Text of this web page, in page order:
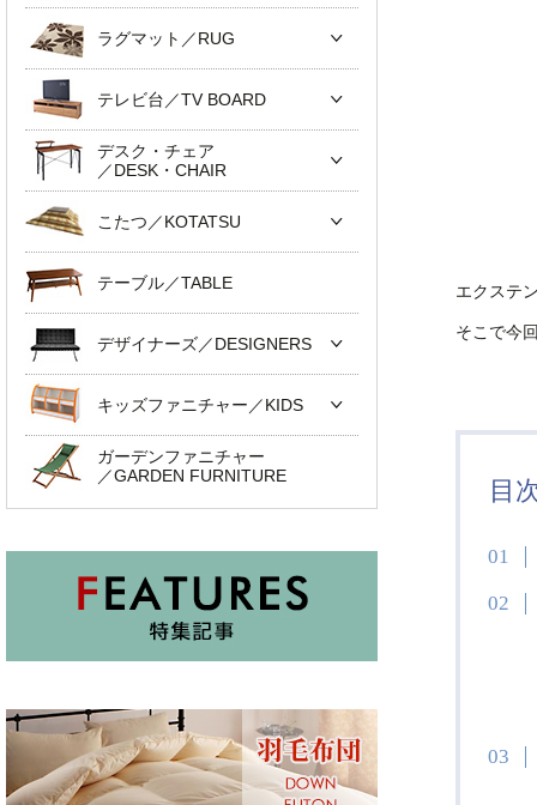
エクステ
そこで今
目
ラグマット／RUG
テレビ台／TV BOARD
デスク・チェア
／DESK・CHAIR
こたつ／KOTATSU
テーブル／TABLE
デザイナーズ／DESIGNERS
キッズファニチャー／KIDS
ガーデンファニチャー
／GARDEN FURNITURE